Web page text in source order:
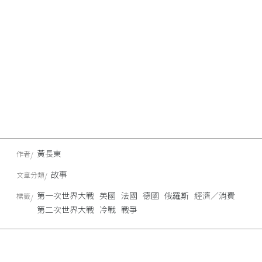
作者 黃長東
文章分類 故事
標籤 第一次世界大戰 英國 法國 德國 俄羅斯 經濟／消費
第二次世界大戰 冷戰 戰爭